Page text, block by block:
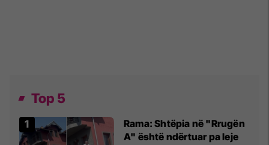
Top 5
Rama: Shtëpia në "Rrugën
A" është ndërtuar pa leje